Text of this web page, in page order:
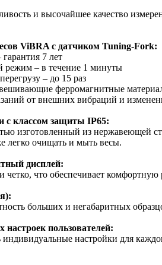
и высочайшее качество
ViBRA с датчиком Tuning-Fork:
7 лет
режим – в течение 1 минуты
– до 15 раз
ферромагнитные
от внешних вибраций и
с классом защиты IP65:
изготовленный из нержавеющей
легко очищать и мыть весы.
дисплей:
что обеспечивает
больших и негабаритных
пользователей:
настройки для